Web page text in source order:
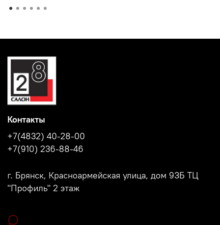
Контакты
+7(4832) 40-28-00
+7(910) 236-88-46
г. Брянск, Красноармейская улица, дом 93Б ТЦ
"Профиль" 2 этаж